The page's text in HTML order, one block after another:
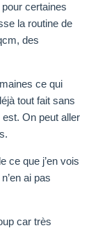
certaines
la routine de
des
ce qui
tout fait sans
On peut aller
ce que j’en vois
ai pas
car très